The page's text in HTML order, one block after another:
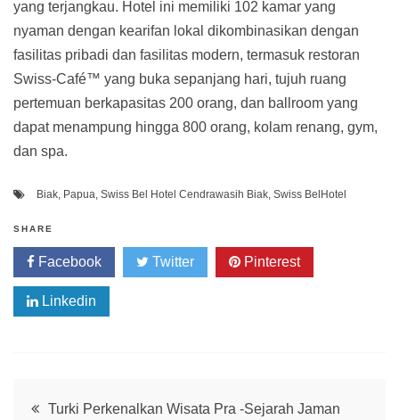
yang terjangkau. Hotel ini memiliki 102 kamar yang
nyaman dengan kearifan lokal dikombinasikan dengan
fasilitas pribadi dan fasilitas modern, termasuk restoran
Swiss-Café™ yang buka sepanjang hari, tujuh ruang
pertemuan berkapasitas 200 orang, dan ballroom yang
dapat menampung hingga 800 orang, kolam renang, gym,
dan spa.
Biak, Papua, Swiss Bel Hotel Cendrawasih Biak, Swiss BelHotel
SHARE
Facebook Twitter Pinterest
Linkedin
Post
Turki Perkenalkan Wisata Pra -Sejarah Jaman